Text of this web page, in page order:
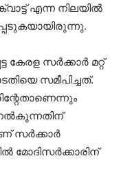
എന്ന നിലയില്‍
കേരള സര്‍ക്കാര്‍ മറ്റ്
സമീപിച്ചത്.
സര്‍ക്കാര്‍
മോദിസര്‍ക്കാരിന്